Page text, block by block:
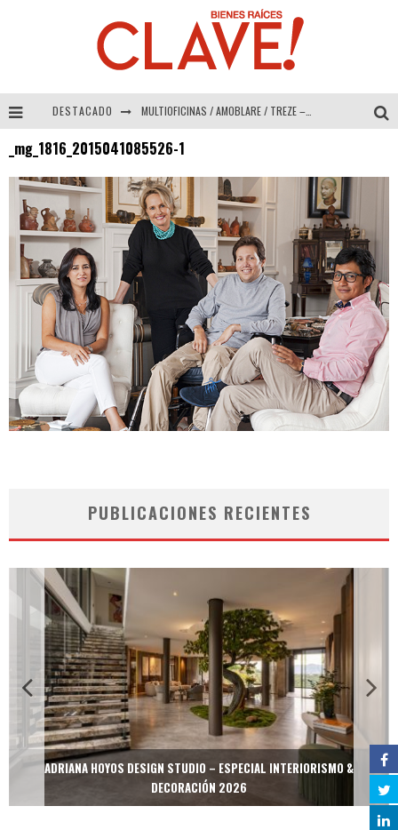
DESTACADO MULTIOFICINAS / AMOBLARE / TREZE – Especial Interiorismo & Decoración 2026
COLINEAL – Especial Interiorismo & Decoración 2026
ADRIANA HOYOS DESIGN STUDIO – Especial Interiorismo & Decoración 2026
_mg_1816_2015041085526-1
PUBLICACIONES RECIENTES
ADRIANA HOYOS DESIGN STUDIO – ESPECIAL INTERIORISMO &
DECORACIÓN 2026